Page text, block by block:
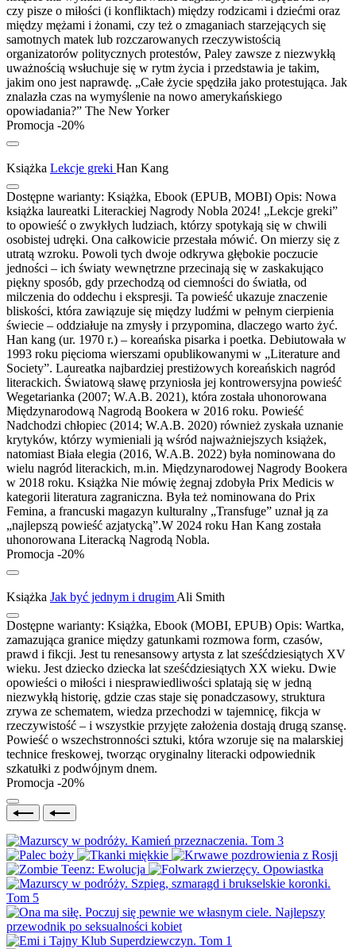
czy pisze o miłości (i konfliktach) między rodzicami i dziećmi oraz
między mężami i żonami, czy też o zmaganiach starzejących się
samotnych matek lub rozczarowanych rzeczywistością
organizatorów politycznych protestów, Paley zawsze z niezwykłą
uważnością wsłuchuje się w rytm życia i przedstawia je takim,
jakim ono jest naprawdę. „Całe życie spędziła jako protestująca. Jak
znalazła czas na wymyślenie na nowo amerykańskiego
opowiadania?” The New Yorker
Promocja -20%
Książka Lekcje greki Han Kang
Dostępne warianty: Książka, Ebook (EPUB, MOBI) Opis: Nowa
książka laureatki Literackiej Nagrody Nobla 2024! „Lekcje greki”
to opowieść o zwykłych ludziach, którzy spotykają się w chwili
osobistej udręki. Ona całkowicie przestała mówić. On mierzy się z
utratą wzroku. Powoli tych dwoje odkrywa głębokie poczucie
jedności – ich światy wewnętrzne przecinają się w zaskakująco
piękny sposób, gdy przechodzą od ciemności do światła, od
milczenia do oddechu i ekspresji. Ta powieść ukazuje znaczenie
bliskości, która zawiązuje się między ludźmi w pełnym cierpienia
świecie – oddziałuje na zmysły i przypomina, dlaczego warto żyć.
Han kang (ur. 1970 r.) – koreańska pisarka i poetka. Debiutowała w
1993 roku pięcioma wierszami opublikowanymi w „Literature and
Society”. Laureatka najbardziej prestiżowych koreańskich nagród
literackich. Światową sławę przyniosła jej kontrowersyjna powieść
Wegetarianka (2007; W.A.B. 2021), która została uhonorowana
Międzynarodową Nagrodą Bookera w 2016 roku. Powieść
Nadchodzi chłopiec (2014; W.A.B. 2020) również zyskała uznanie
krytyków, którzy wymieniali ją wśród najważniejszych książek,
natomiast Biała elegia (2016, W.A.B. 2022) była nominowana do
wielu nagród literackich, m.in. Międzynarodowej Nagrody Bookera
w 2018 roku. Książka Nie mówię żegnaj zdobyła Prix Medicis w
kategorii literatura zagraniczna. Była też nominowana do Prix
Femina, a francuski magazyn kulturalny „Transfuge” uznał ją za
„najlepszą powieść azjatycką”.W 2024 roku Han Kang została
uhonorowana Literacką Nagrodą Nobla.
Promocja -20%
Książka Jak być jednym i drugim Ali Smith
Dostępne warianty: Książka, Ebook (MOBI, EPUB) Opis: Wartka,
zamazująca granice między gatunkami rozmowa form, czasów,
prawd i fikcji. Jest tu renesansowy artysta z lat sześćdziesiątych XV
wieku. Jest dziecko dziecka lat sześćdziesiątych XX wieku. Dwie
opowieści o miłości i niesprawiedliwości splatają się w jedną
niezwykłą historię, gdzie czas staje się ponadczasowy, struktura
zrywa ze schematem, wiedza przechodzi w tajemnicę, fikcja w
rzeczywistość – i wszystkie przyjęte założenia dostają drugą szansę.
Powieść o wszechstronności sztuki, która wzoruje się na malarskiej
technice freskowej, tworząc oryginalny literacki odpowiednik
szkatułki z podwójnym dnem.
Promocja -20%